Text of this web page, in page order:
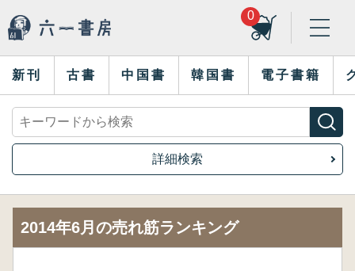
0
新刊 古書 中国書 韓国書 電子書籍
詳細検索
2014年6月の売れ筋ランキング